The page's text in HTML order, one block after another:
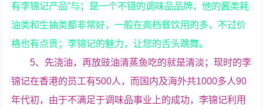
有李锦记产品”与；是一个不错的调味品品牌，他的酱类耗
油类和生抽类都非常好，一般在高档餐饮用的多，不过价
格也有点贵；李锦记的魅力，让您的舌头跳舞。
5、先浇油，再放豉油清蒸鱼吃的就是清淡；现时的李
锦记在香港的员工有500人，而国内及海外共1000多人90
年代初，由于不满足于调味品事业上的成功，李锦记利用